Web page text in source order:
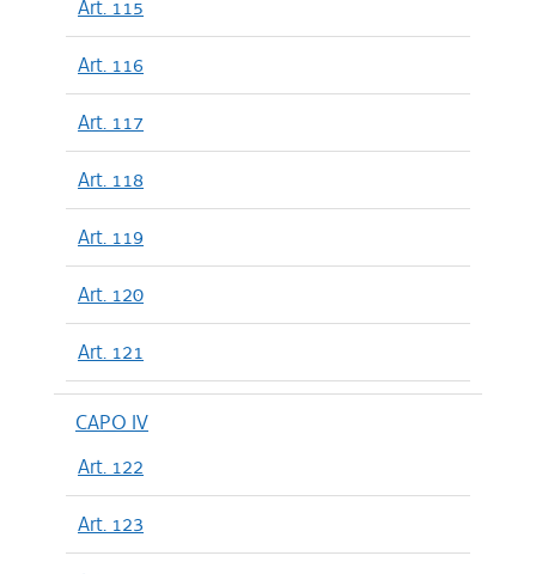
Art. 115
Art. 116
Art. 117
Art. 118
Art. 119
Art. 120
Art. 121
CAPO IV
Art. 122
Art. 123